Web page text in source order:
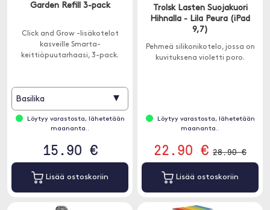
Garden Refill 3-pack
Click and Grow -lisäkotelot
kasveille Smarta-
keittiöpuutarhaasi, 3-pack.
Basilika ▾
Löytyy varastosta, lähetetään
maananta..
15.90 €
Lisää ostoskoriin
Trolsk Lasten Suojakuori
Hihnalla - Lila Peura (iPad
9,7)
Pehmeä silikonikotelo, jossa on
kuvituksena violetti poro.
Löytyy varastosta, lähetetään
maananta..
22.90 € 28.90 €
Lisää ostoskoriin